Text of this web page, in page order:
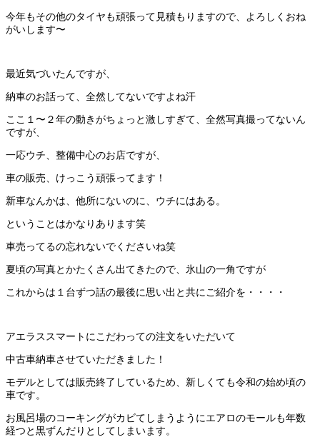
今年もその他のタイヤも頑張って見積もりますので、よろしくおね
がいします〜
最近気づいたんですが、
納車のお話って、全然してないですよね汗
ここ１〜２年の動きがちょっと激しすぎて、全然写真撮ってないん
ですが、
一応ウチ、整備中心のお店ですが、
車の販売、けっこう頑張ってます！
新車なんかは、他所にないのに、ウチにはある。
ということはかなりあります笑
車売ってるの忘れないでくださいね笑
夏頃の写真とかたくさん出てきたので、氷山の一角ですが
これからは１台ずつ話の最後に思い出と共にご紹介を・・・・
アエラススマートにこだわっての注文をいただいて
中古車納車させていただきました！
モデルとしては販売終了しているため、新しくても令和の始め頃の
車です。
お風呂場のコーキングがカビてしまうようにエアロのモールも年数
経つと黒ずんだりとしてしまいます。